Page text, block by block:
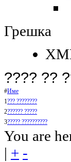
Грешка
???? ??
#Име
1??? ????????
2?????? ?????
3????? ??????????
You are
| + -